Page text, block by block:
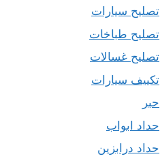
تصليح سيارات
تصليح طباخات
تصليح غسالات
تكييف سيارات
حبر
حداد ابواب
حداد درابزين